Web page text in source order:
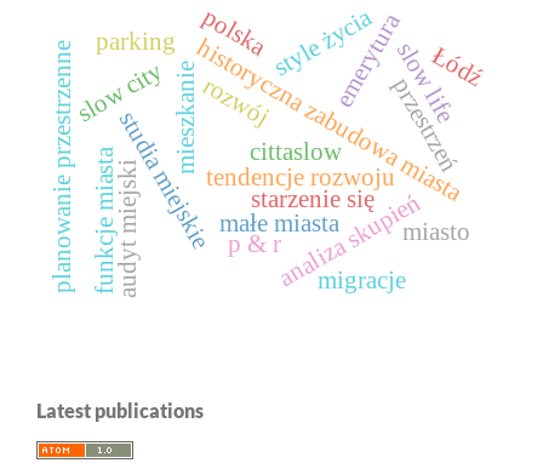
mieszkaniehistoryczna zabudowa miasta
tendencje rozwoju
analiza skupień
emerytura
style życia
starzenie się
studia miejskiemałe miasta
przestrzeń
rozwój
audyt miejski
cittaslow
slow city slow life
planowanie przestrzenne migracje
p & r
parking
funkcje miasta
polska
Łódź
miasto
Latest publications